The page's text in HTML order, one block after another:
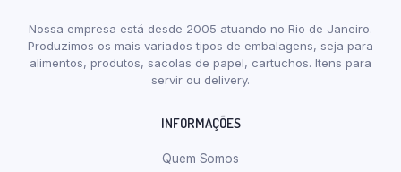
Nossa empresa está desde 2005 atuando no Rio de Janeiro.
Produzimos os mais variados tipos de embalagens, seja para
alimentos, produtos, sacolas de papel, cartuchos. Itens para
servir ou delivery.
INFORMAÇÕES
Quem Somos